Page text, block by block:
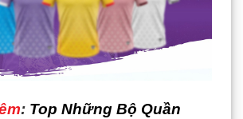
: Top Những Bộ Quần